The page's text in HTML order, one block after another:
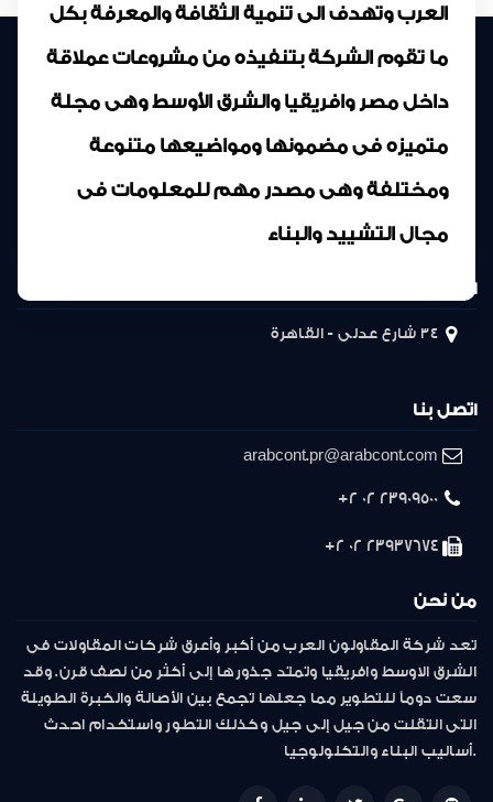
العرب وتهدف الى تنمية الثقافة والمعرفة بكل
ما تقوم الشركة بتنفيذه من مشروعات عملاقة
داخل مصر وافريقيا والشرق الأوسط وهى مجلة
متميزه فى مضمونها ومواضيعها متنوعة
ومختلفة وهى مصدر مهم للمعلومات فى
مجال التشييد والبناء
34 شارع عدلى - القاهرة
اتصل بنا
arabcont.pr@arabcont.com
23909500 02 2+
23937674 02 2+
من نحن
تعد شركة المقاولون العرب من أكبر وأعرق شركات المقاولات فى
الشرق الاوسط وافريقيا وتمتد جذورها إلى أكثر من نصف قرن. وقد
سعت دوماً للتطوير مما جعلها تجمع بين الأصالة والخبرة الطويلة
التى انتقلت من جيل إلى جيل وكذلك التطور واستخدام احدث
أساليب البناء والتكنولوجيا.